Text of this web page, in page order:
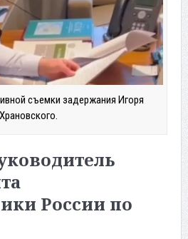
съемки задержания Игоря
Храновского.
России по